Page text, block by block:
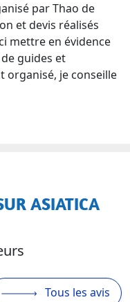
par Thao de
et devis réalisés
mettre en évidence
guides et
organisé, je conseille
Tous les avis